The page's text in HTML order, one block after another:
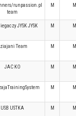
runpassion.pl
team
M
JYSK JYSK M
Team M
JAC KO M
M
USB USTKA M